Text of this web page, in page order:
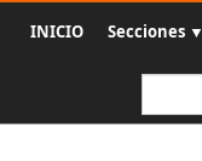
INICIO Secciones ▼